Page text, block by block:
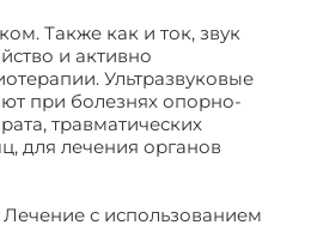
Также как и ток, звук
и активно
Ультразвуковые
при болезнях опорно-
травматических
для лечения органов
Лечение с использованием